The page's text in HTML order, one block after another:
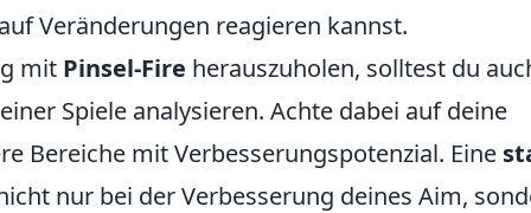
Veränderungen reagieren kannst.
mit Pinsel-Fire herauszuholen, solltest du
Spiele analysieren. Achte dabei auf deine
Bereiche mit Verbesserungspotenzial. Eine
nur bei der Verbesserung deines Aim,